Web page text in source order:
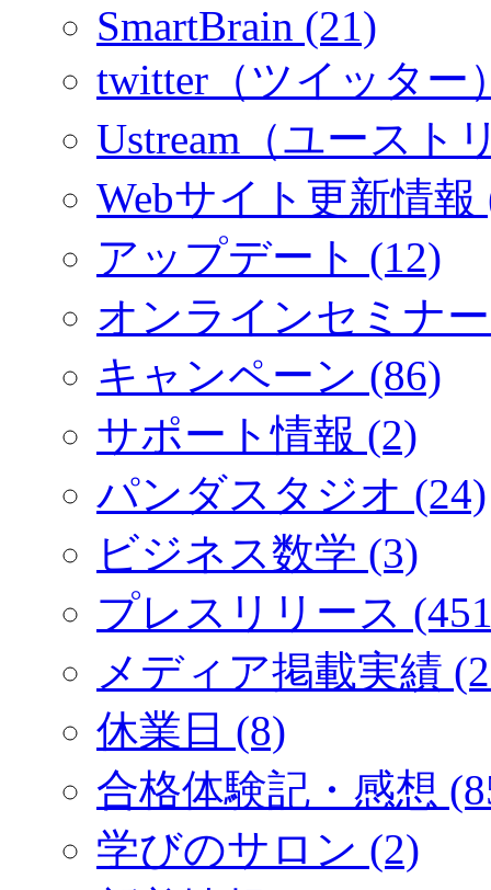
SmartBrain (21)
twitter（ツイッター
Ustream（ユースト
Webサイト更新情報
アップデート (12)
オンラインセミナ
キャンペーン (86)
サポート情報 (2)
パンダスタジオ (24)
ビジネス数学 (3)
プレスリリース
メディア掲載実績
休業日 (8)
合格体験記・感想
学びのサロン (2)